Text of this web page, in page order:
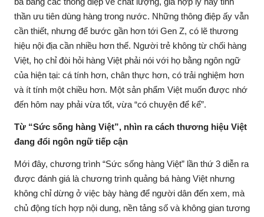
thần ưu tiên dùng hàng trong nước. Những thông điệp ấy vẫn
cần thiết, nhưng để bước gần hơn tới Gen Z, có lẽ thương
hiệu nội địa cần nhiều hơn thế. Người trẻ không từ chối hàng
Việt, họ chỉ đòi hỏi hàng Việt phải nói với họ bằng ngôn ngữ
của hiện tại: cá tính hơn, chân thực hơn, có trải nghiệm hơn
và ít tính một chiều hơn. Một sản phẩm Việt muốn được nhớ
đến hôm nay phải vừa tốt, vừa “có chuyện để kể”.
Từ “Sức sống hàng Việt”, nhìn ra cách thương hiệu Việt
đang đổi ngôn ngữ tiếp cận
Mới đây, chương trình “Sức sống hàng Việt” lần thứ 3 diễn ra
được đánh giá là chương trình quảng bá hàng Việt nhưng
không chỉ dừng ở việc bày hàng để người dân đến xem, mà
chủ động tích hợp nội dung, nền tảng số và không gian tương